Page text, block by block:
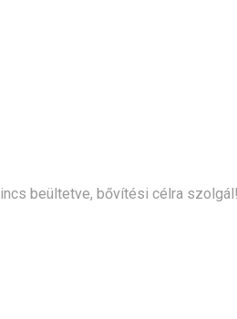
beültetve, bővítési célra